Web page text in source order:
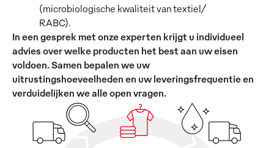
(microbiologische kwaliteit van textiel/
RABC).
In een gesprek met onze experten krijgt u individueel
advies over welke producten het best aan uw eisen
voldoen. Samen bepalen we uw
uitrustingshoeveelheden en uw leveringsfrequentie en
verduidelijken we alle open vragen.